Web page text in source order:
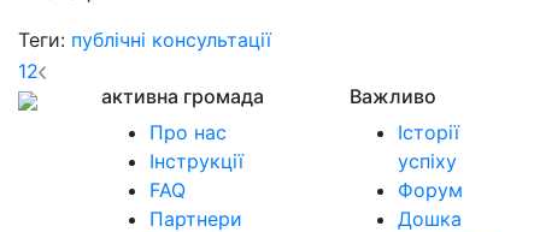
Теги: публічні консультації
12
активна громада
Про нас
Інструкції
FAQ
Партнери
Важливо
Історії
успіху
Форум
Дошка